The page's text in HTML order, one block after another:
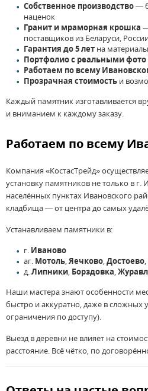
Собственное производство—
наценок
Гранит и мраморная крошка
поставщиков из Беларуси,
Гарантия до 5 лет на
Портфолио с реальными фото
Работаем по всему
Прозрачная стоимость и
Каждый памятник изготавливается
и вниманием к каждому заказу.
Работаем по всему
Компания «КостасТрейд»
установку памятников не только в г.
населённых пунктах Ивановского
кладбища — от центра до самых
Устанавливаем памятники в:
г. Иваново
аг. Мотоль,Яечково,Достоево,
д.Липники, Борздовка,
Наши мастера знают особенности
быстро и аккуратно, даже в сложных
ограничения по доступу).
Выезд в деревни не влияет на
расстояние. Всё чётко, по